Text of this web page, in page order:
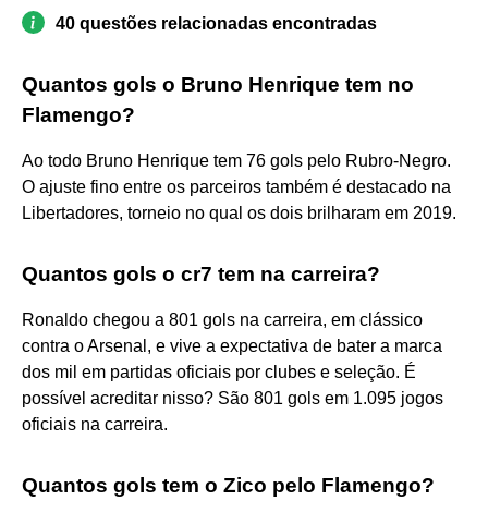
40 questões relacionadas encontradas
Quantos gols o Bruno Henrique tem no
Flamengo?
Ao todo Bruno Henrique tem 76 gols pelo Rubro-Negro.
O ajuste fino entre os parceiros também é destacado na
Libertadores, torneio no qual os dois brilharam em 2019.
Quantos gols o cr7 tem na carreira?
Ronaldo chegou a 801 gols na carreira, em clássico
contra o Arsenal, e vive a expectativa de bater a marca
dos mil em partidas oficiais por clubes e seleção. É
possível acreditar nisso? São 801 gols em 1.095 jogos
oficiais na carreira.
Quantos gols tem o Zico pelo Flamengo?